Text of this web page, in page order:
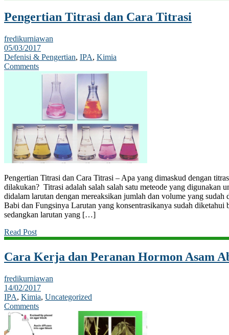
Pengertian Titrasi dan Cara Titrasi
fredikurniawan
05/03/2017
Defenisi & Pengertian, IPA, Kimia
Comments
Pengertian Titrasi dan Cara Titrasi – Apa yang dimaskud dengan
dilakukan? Titrasi adalah salah salah satu meteode yang digunakan
didalam larutan dengan mereaksikan jumlah dan volume yang sudah
Babi dan Fungsinya Larutan yang konsentrasikanya sudah diketahui
sedangkan larutan yang […]
Read Post
Cara Kerja dan Peranan Hormon Asam
fredikurniawan
14/02/2017
IPA, Kimia, Uncategorized
Comments